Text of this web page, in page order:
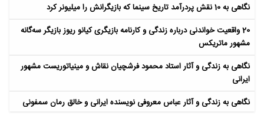
نگاهی به 10 نقش پردرآمد تاریخ سینما که بازیگرانش را میلیونر کرد
20 واقعیت خواندنی درباره زندگی و کارنامه بازیگری کیانو ریوز بازیگر سه‌گانه
مشهور ماتریکس
نگاهی به زندگی و آثار استاد محمود فرشچیان نقاش و مینیاتوریست مشهور
ایرانی
نگاهی به زندگی و آثار عباس معروفی نویسنده ایرانی و خالق رمان سمفونی